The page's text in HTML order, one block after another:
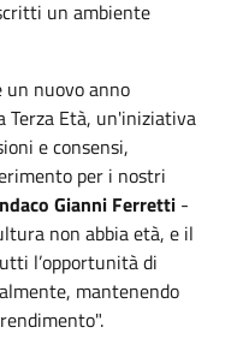
un ambiente
un nuovo anno
Terza Età, un'iniziativa
e consensi,
per i nostri
Gianni Ferretti -
non abbia età, e il
l’opportunità di
mantenendo